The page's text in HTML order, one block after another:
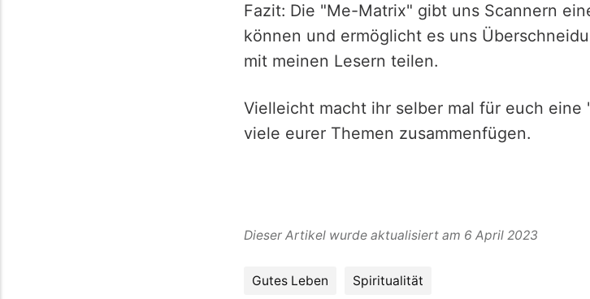
Fazit: Die "Me-Matrix" gibt uns Scannern
können und ermöglicht es uns
mit meinen Lesern teilen.
Vielleicht macht ihr selber mal für euch
viele eurer Themen zusammenfügen.
Dieser Artikel wurde aktualisiert am 6 April 2023
Gutes Leben Spiritualität